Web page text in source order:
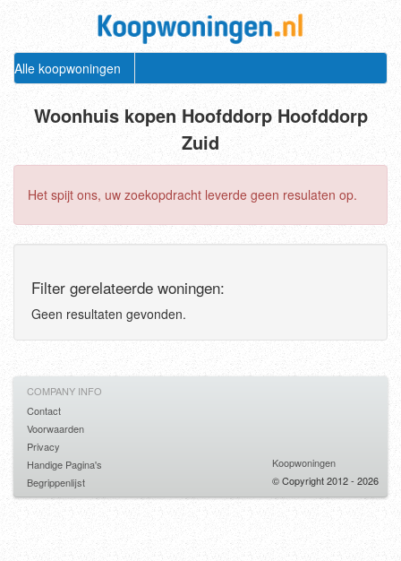
Alle koopwoningen
Woonhuis kopen Hoofddorp Hoofddorp
Zuid
Het spijt ons, uw zoekopdracht leverde geen resulaten op.
Filter gerelateerde woningen:
Geen resultaten gevonden.
COMPANY INFO
Contact
Voorwaarden
Privacy
Handige Pagina's
Begrippenlijst
Koopwoningen
© Copyright 2012 - 2026